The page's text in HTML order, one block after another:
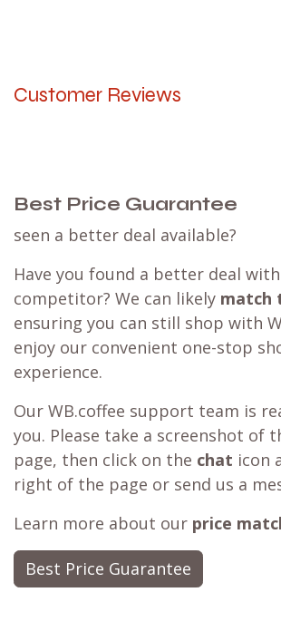
Customer Reviews
Best Price Guarantee
seen a better deal available?
Have you found a better deal
competitor? We can likely match
ensuring you can still shop with
enjoy our convenient one-stop
experience.
Our WB.coffee support team is
you. Please take a screenshot of
page, then click on the chat icon
right of the page or send us a
Learn more about our price
Best Price Guarantee